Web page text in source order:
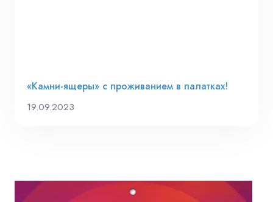
«Камни-ящеры» с проживанием в палатках!
19.09.2023